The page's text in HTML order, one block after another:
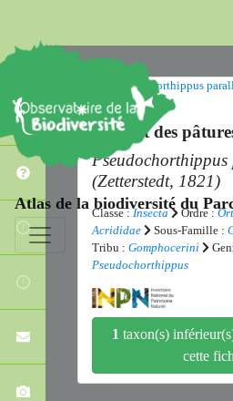
Atlas de la biodiversité du
Criquet des
(Zetterstedt, 1821)
Classe : Insecta Ordre :
Acrididae
Sous-Famille :
Tribu : Gomphocerini
Pseudochorthippus
1 taxon(s)
cette